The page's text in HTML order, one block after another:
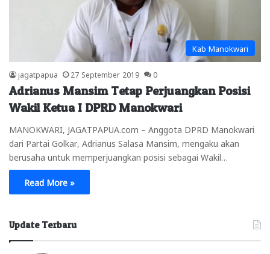
Kab Manokwari
jagatpapua 27 September 2019 0
Adrianus Mansim Tetap Perjuangkan Posisi
Wakil Ketua I DPRD Manokwari
MANOKWARI, JAGATPAPUA.com – Anggota DPRD Manokwari
dari Partai Golkar, Adrianus Salasa Mansim, mengaku akan
berusaha untuk memperjuangkan posisi sebagai Wakil…
Read More »
Update Terbaru